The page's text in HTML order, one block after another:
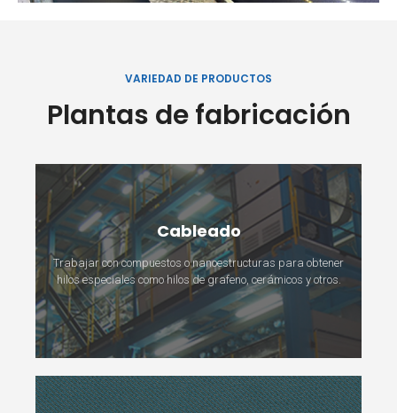
VARIEDAD DE PRODUCTOS
Plantas de fabricación
Cableado
Trabajar con compuestos o nanoestructuras para obtener
hilos especiales como hilos de grafeno, cerámicos y otros.